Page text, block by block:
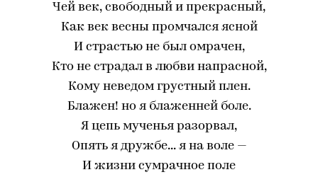
Чей век, свободный и прекрасный,
Как век весны промчался ясной
И страстью не был омрачен,
Кто не страдал в любви напрасной,
Кому неведом грустный плен.
Блажен! но я блаженней боле.
Я цепь мученья разорвал,
Опять я дружбе... я на воле —
И жизни сумрачное поле